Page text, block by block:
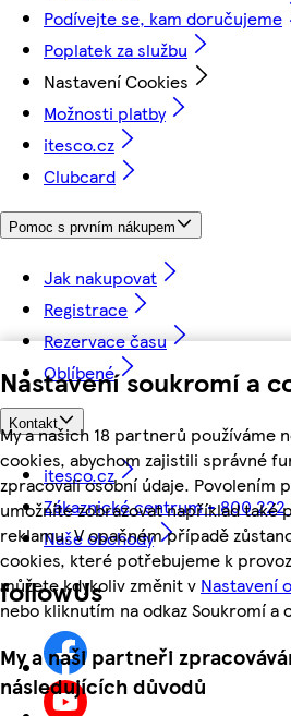
Nastavení soukromí a
My a našich 18 partnerů používáme
cookies, abychom zajistili správné
zpracovali osobní údaje. Povolením
umožníte zobrazovat například také
reklamu. V opačném případě
cookies, které potřebujeme k
můžete kdykoliv změnit v Nastavení
nebo kliknutím na odkaz Soukromí
My a naši partneři
následujících důvodů
Podívejte se, kam doručujeme
Poplatek za službu
Nastavení Cookies
Možnosti platby
itesco.cz
Clubcard
Pomoc s prvním nákupem
Jak nakupovat
Registrace
Rezervace času
Oblíbené
Kontakt
itesco.cz
Zákaznické centrum - 800 222
Naše obchody
followUs